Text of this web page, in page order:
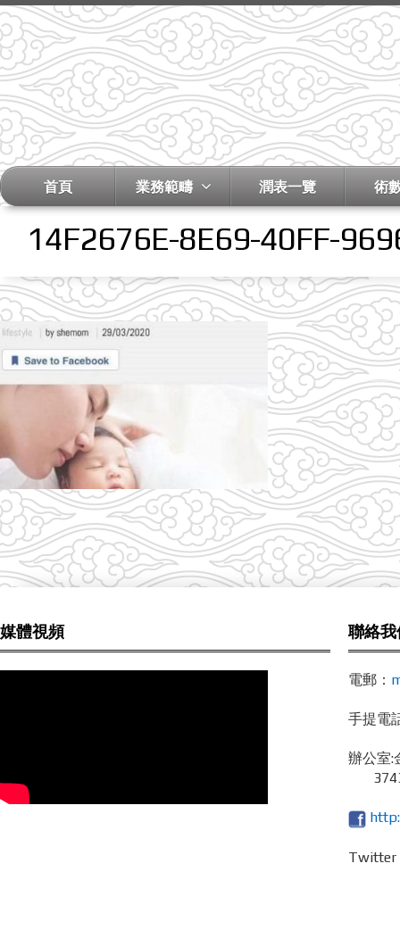
首頁 業務範疇 潤表一覽 術
14F2676E-8E69-40FF-
媒體視頻 聯絡我
電郵：
手提電
辦公室: